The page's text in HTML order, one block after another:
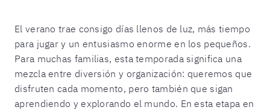
El verano trae consigo días llenos de luz, más tiempo
para jugar y un entusiasmo enorme en los pequeños.
Para muchas familias, esta temporada significa una
mezcla entre diversión y organización: queremos que
disfruten cada momento, pero también que sigan
aprendiendo y explorando el mundo. En esta etapa en